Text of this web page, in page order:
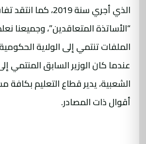
الذي أجري سنة 2019، كما
“الأساتذة المتعاقدين”، وجميعنا
الملفات تنتمي إلى الولاية
عندما كان الوزير السابق المنتمي
الشعبية، يدير قطاع التعليم بكافة
أقوال ذات المصادر.